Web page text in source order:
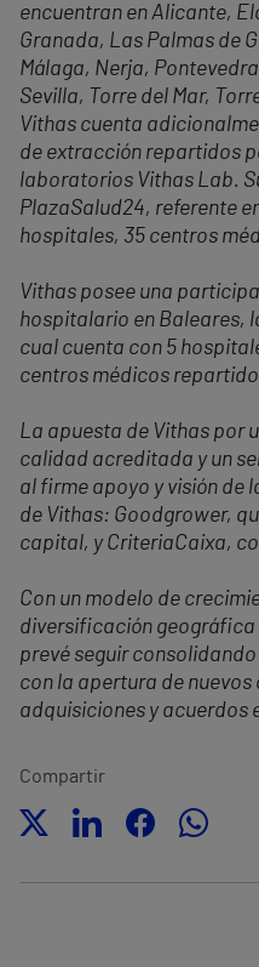
encuentran en Alicante,
Granada, Las Palmas de
Málaga, Nerja,
Sevilla, Torre del Mar,
Vithas cuenta
de extracción repartidos
laboratorios Vithas Lab.
PlazaSalud24, referente
hospitales, 35 centros
Vithas posee una
hospitalario en Baleares,
cual cuenta con 5
centros médicos
La apuesta de Vithas por
calidad acreditada y un
al firme apoyo y visión de
de Vithas: Goodgrower,
capital, y CriteriaCaixa,
Con un modelo de
diversificación
prevé seguir
con la apertura de
adquisiciones y acuerdos
Compartir